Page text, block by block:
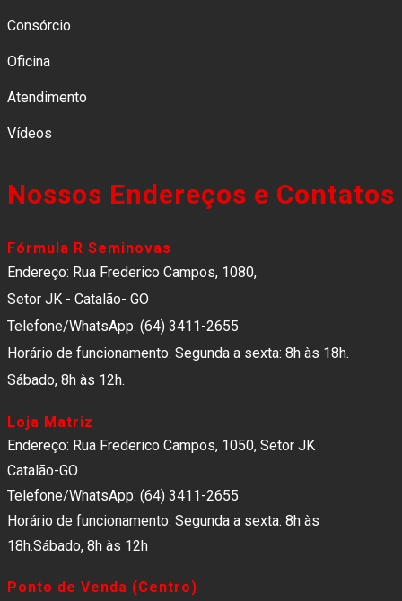
Consórcio
Oficina
Atendimento
Vídeos
Nossos Endereços e Contatos
Fórmula R Seminovas
Endereço: Rua Frederico Campos, 1080,
Setor JK - Catalão- GO
Telefone/WhatsApp: (64) 3411-2655
Horário de funcionamento: Segunda a sexta: 8h às 18h.
Sábado, 8h às 12h.
Loja Matriz
Endereço: Rua Frederico Campos, 1050, Setor JK
Catalão-GO
Telefone/WhatsApp: (64) 3411-2655
Horário de funcionamento: Segunda a sexta: 8h às
18h.Sábado, 8h às 12h
Ponto de Venda (Centro)